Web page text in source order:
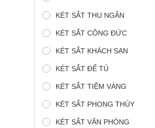
KÉT SẮT THU NGÂN
KÉT SẮT CÔNG ĐỨC
KÉT SẮT KHÁCH SẠN
KÉT SẮT ĐỂ TỦ
KÉT SẮT TIỆM VÀNG
KÉT SẮT PHONG THỦY
KÉT SẮT VĂN PHÒNG